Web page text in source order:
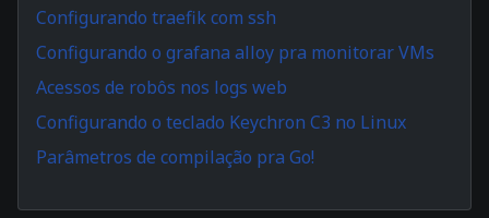
Configurando traefik com ssh
Configurando o grafana alloy pra monitorar VMs
Acessos de robôs nos logs web
Configurando o teclado Keychron C3 no Linux
Parâmetros de compilação pra Go!